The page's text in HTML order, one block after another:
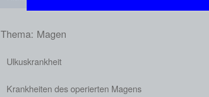
Thema: Magen
Ulkuskrankheit
Krankheiten des operierten Magens